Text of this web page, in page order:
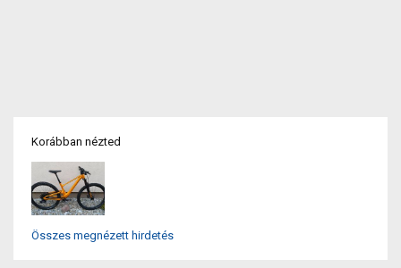
Korábban nézted
Összes megnézett hirdetés